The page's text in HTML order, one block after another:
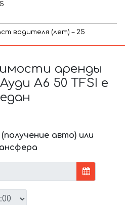
водителя (лет) – 25
аренды
A6 50 TFSI e
авто) или